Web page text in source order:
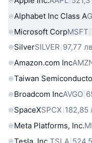
Alphabet Inc Class A
Microsoft CorpMSFT
SilverSILVER 97,77
Amazon.com Inc
Taiwan
Broadcom IncAVGO
SpaceXSPCX 182,85
Meta Platforms, Inc.